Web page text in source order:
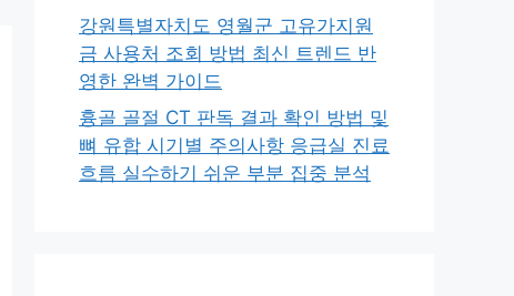
강원특별자치도 영월군 고유가지원
금 사용처 조회 방법 최신 트렌드 반
영한 완벽 가이드
흉골 골절 CT 판독 결과 확인 방법 및
뼈 유합 시기별 주의사항 응급실 진료
흐름 실수하기 쉬운 부분 집중 분석